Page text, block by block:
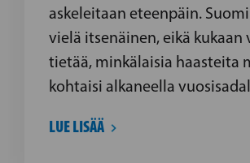
askeleitaan eteenpäin.
vielä itsenäinen, eikä kukaan
tietää, minkälaisia haasteita
kohtaisi alkaneella
LUE LISÄÄ